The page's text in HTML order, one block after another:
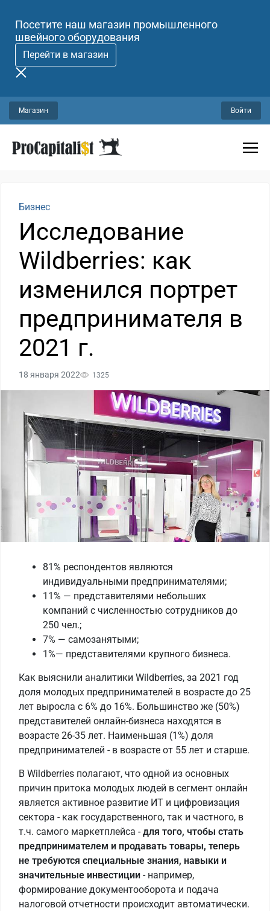
Посетите наш магазин промышленного
швейного оборудования
Перейти в магазин
Магазин Войти
Бизнес
Исследование
Wildberries: как
изменился портрет
предпринимателя в
2021 г.
18 января 2022 1325
81% респондентов являются
индивидуальными предпринимателями;
11% — представителями небольших
компаний с численностью сотрудников до
250 чел.;
7% — самозанятыми;
1%— представителями крупного бизнеса.
Как выяснили аналитики Wildberries, за 2021 год
доля молодых предпринимателей в возрасте до 25
лет выросла с 6% до 16%. Большинство же (50%)
представителей онлайн-бизнеса находятся в
возрасте 26-35 лет. Наименьшая (1%) доля
предпринимателей - в возрасте от 55 лет и старше.
В Wildberries полагают, что одной из основных
причин притока молодых людей в сегмент онлайн
является активное развитие ИТ и цифровизация
сектора - как государственного, так и частного, в
т.ч. самого маркетплейса -для того, чтобы стать
предпринимателем и продавать товары, теперь
не требуются специальные знания, навыки и
значительные инвестиции - например,
формирование документооборота и подача
налоговой отчетности происходит автоматически.